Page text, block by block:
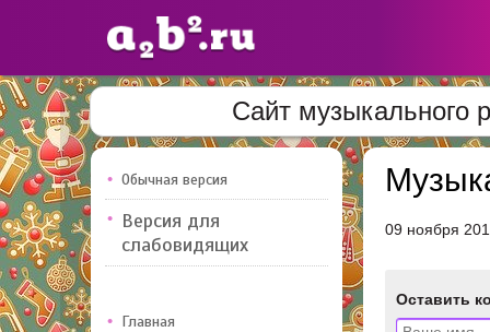
Сайты
педагогов
Добавлено — 10947
Сайт музыкального
Обычная версия
Версия для
слабовидящих
Главная
09 ноября
Оставить